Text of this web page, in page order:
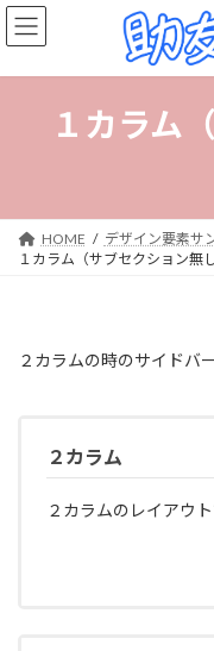
コ
ン
ン
プ
ナ
ビ
ー
動
１カラム
HOME デザイン要素サ
１カラム（サブセクション無し
２カラムの時のサイドバ
２カラム
２カラムのレイアウト